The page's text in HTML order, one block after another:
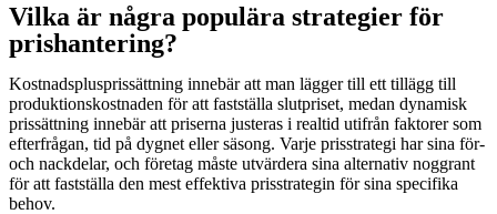
Vilka är några populära strategier för
prishantering?
Kostnadsplusprissättning innebär att man lägger till ett tillägg till
produktionskostnaden för att fastställa slutpriset, medan dynamisk
prissättning innebär att priserna justeras i realtid utifrån faktorer som
efterfrågan, tid på dygnet eller säsong. Varje prisstrategi har sina för-
och nackdelar, och företag måste utvärdera sina alternativ noggrant
för att fastställa den mest effektiva prisstrategin för sina specifika
behov.